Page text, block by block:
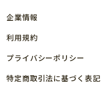
企業情報
利用規約
プライバシーポリシー
特定商取引法に基づく表記